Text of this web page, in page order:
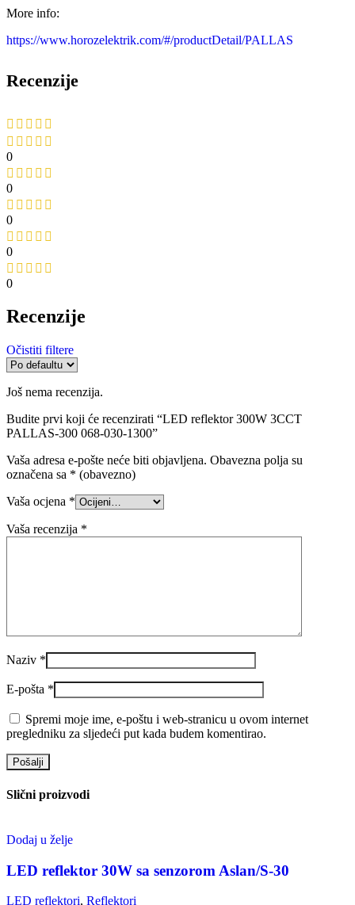
More info:
https://www.horozelektrik.com/#/productDetail/PALLAS
Recenzije
0
0
0
0
0
Recenzije
Očistiti filtere
Još nema recenzija.
Budite prvi koji će recenzirati “LED reflektor 300W 3CCT
PALLAS-300 068-030-1300”
Vaša adresa e-pošte neće biti objavljena. Obavezna polja su
označena sa * (obavezno)
Vaša ocjena *
Vaša recenzija *
Naziv *
E-pošta *
Spremi moje ime, e-poštu i web-stranicu u ovom internet
pregledniku za sljedeći put kada budem komentirao.
Slični proizvodi
Dodaj u želje
LED reflektor 30W sa senzorom Aslan/S-30
LED reflektori, Reflektori